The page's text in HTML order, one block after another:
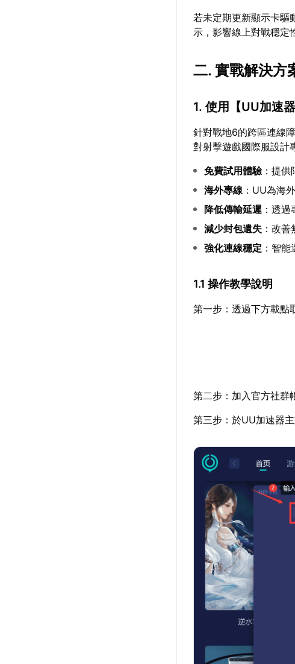
若未定期更新顯示卡驅
示，影響線上對戰穩定
二. 實戰解決方
1. 使用【UU加速器
針對戰地6的跨區連線
對射擊遊戲國際服設計
免費試用體驗：提供
海外專線 ：UU為海
降低傳輸延遲 ：透
減少封包遺失 ：改
強化連線穩定 ：智
1.1 操作教學說明
第一步：透過下方載點
第二步：加入官方社群
第三步：於UU加速器